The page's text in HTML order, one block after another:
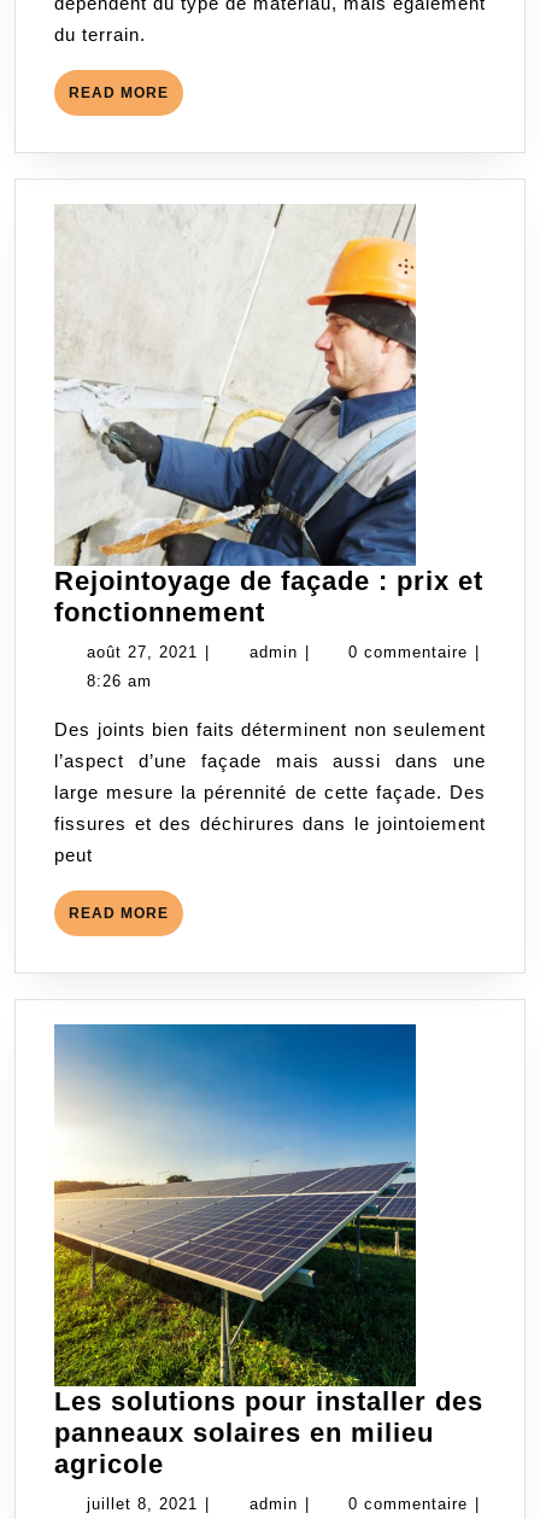
du terrain.
READ MORE READ
MORE
Rejointoyage de façade : prix et
fonctionnement
de
prix
et
fonctionnement
août 27, 2021 août
admin admin0 commentaire
8:26 am
Des joints bien faits déterminent non seulement
l’aspect d’une façade mais aussi dans une
large mesure la pérennité de cette façade. Des
fissures et des déchirures dans le jointoiement
peut
READ MORE READ
MORE
Les solutions pour installer des
panneaux solaires en milieu
agricole
solutions
juillet 8, 2021 juillet admin admin0 commentaire